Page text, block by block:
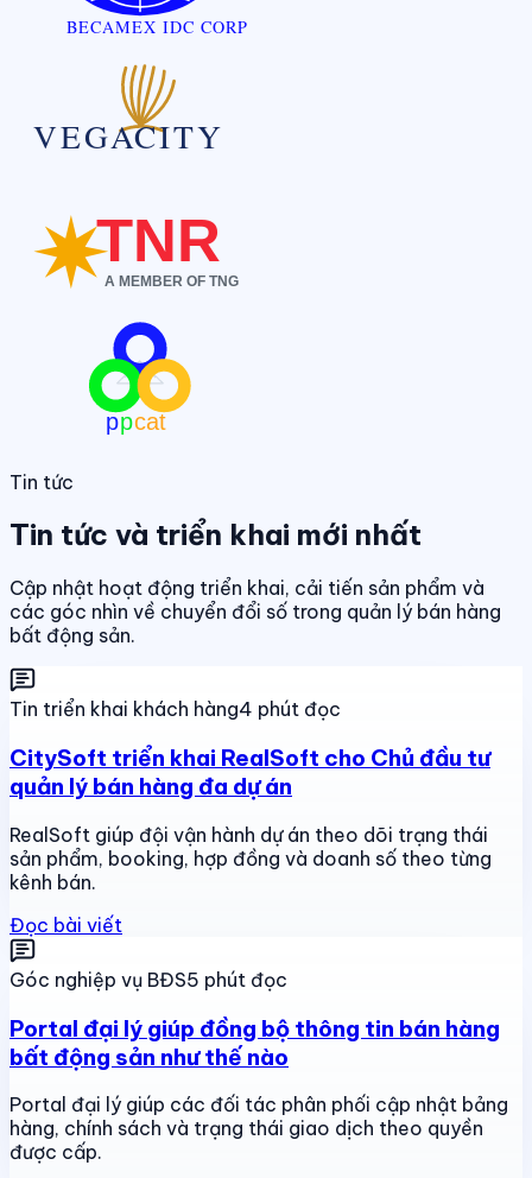
Tin tức
Tin tức và triển khai mới nhất
Cập nhật hoạt động triển khai, cải tiến sản phẩm và
các góc nhìn về chuyển đổi số trong quản lý bán hàng
bất động sản.
Tin triển khai khách hàng4 phút đọc
CitySoft triển khai RealSoft cho Chủ đầu tư
quản lý bán hàng đa dự án
RealSoft giúp đội vận hành dự án theo dõi trạng thái
sản phẩm, booking, hợp đồng và doanh số theo từng
kênh bán.
Đọc bài viết
Góc nghiệp vụ BĐS5 phút đọc
Portal đại lý giúp đồng bộ thông tin bán hàng
bất động sản như thế nào
Portal đại lý giúp các đối tác phân phối cập nhật bảng
hàng, chính sách và trạng thái giao dịch theo quyền
được cấp.